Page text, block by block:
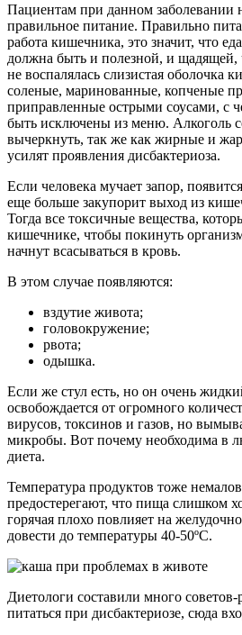
Пациентам при данном заболевании
правильное питание. Правильно
работа кишечника, это значит, что
должна быть и полезной, и щадящей,
не воспалялась слизистая оболочка
соленые, маринованные, копченые
приправленные острыми соусами, с
быть исключены из меню. Алкоголь
вычеркнуть, так же как жирные и
усилят проявления дисбактериоза.
Если человека мучает запор,
еще больше закупорит выход из
Тогда все токсичные вещества,
кишечнике, чтобы покинуть
начнут всасываться в кровь.
В этом случае появляются:
вздутие живота;
головокружение;
рвота;
одышка.
Если же стул есть, но он очень
освобождается от огромного
вирусов, токсинов и газов, но
микробы. Вот почему необходима в
диета.
Температура продуктов тоже
предостерегают, что пища слишком
горячая плохо повлияет на
довести до температуры 40-50ºС.
Диетологи составили много
питаться при дисбактериозе, сюда